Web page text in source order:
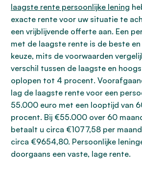
laagste rente persoonlijke lening
exacte rente voor uw situatie te
een vrijblijvende offerte aan. Een
met de laagste rente is de beste
keuze, mits de voorwaarden
verschil tussen de laagste en
oplopen tot 4 procent.
lag de laagste rente voor een
55.000 euro met een looptijd van
procent. Bij €55.000 over 60
betaalt u circa €1077,58 per
circa €9654,80. Persoonlijke
doorgaans een vaste, lage rente.